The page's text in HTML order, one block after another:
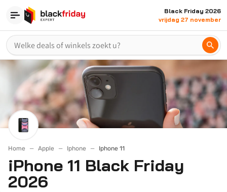
Black Friday 2026
vrijdag 27 november
Home Apple Iphone Iphone 11
iPhone 11 Black Friday
2026